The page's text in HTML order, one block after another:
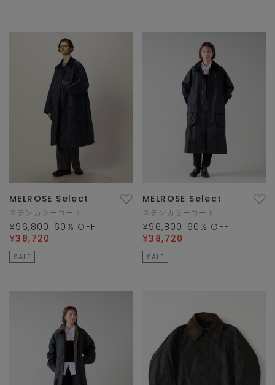
MELROSE Select
ステンカラーコート
¥96,800 60 % OFF
¥38,720
SALE
MELROSE Select
ステンカラーコート
¥96,800 60 % OFF
¥38,720
SALE